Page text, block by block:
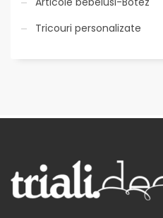
Tricouri personalizate